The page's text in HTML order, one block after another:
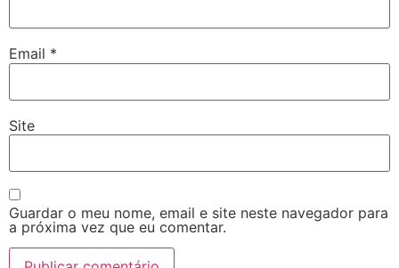
Email *
Site
Guardar o meu nome, email e site neste navegador para
a próxima vez que eu comentar.